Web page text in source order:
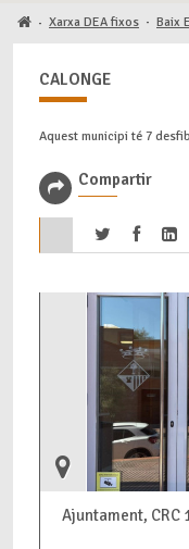
· Xarxa DEA fixos · Baix
CALONGE
Aquest municipi té 7
Compartir
Ajuntament, CRC